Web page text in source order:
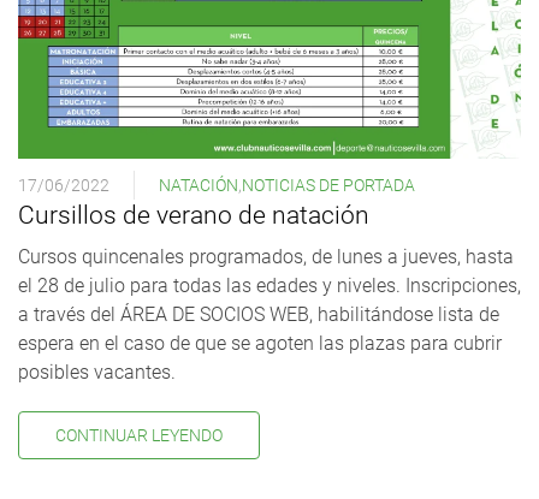
17/06/2022 NATACIÓN NOTICIAS DE PORTADA
Cursillos de verano de natación
Cursos quincenales programados, de lunes a jueves, hasta
el 28 de julio para todas las edades y niveles. Inscripciones,
a través del ÁREA DE SOCIOS WEB, habilitándose lista de
espera en el caso de que se agoten las plazas para cubrir
posibles vacantes.
CONTINUAR LEYENDO